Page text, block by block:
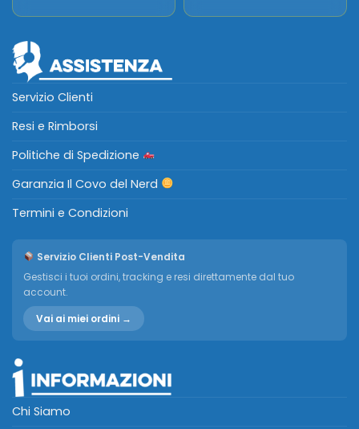
Servizio Clienti
Resi e Rimborsi
Politiche di Spedizione
Garanzia Il Covo del Nerd
Termini e Condizioni
Servizio Clienti Post-Vendita
Gestisci i tuoi ordini, tracking e resi direttamente dal tuo
account.
Vai ai miei ordini →
Chi Siamo